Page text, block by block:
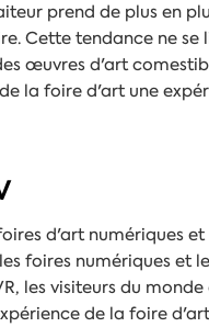
prend de plus en
Cette tendance ne se
œuvres d'art
la foire d'art une
d'art numériques et
foires numériques et
les visiteurs du monde
de la foire